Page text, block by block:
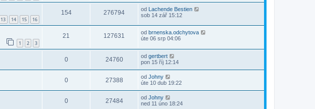
13 14 15 16
154 276794 od Lachende Bestien
sob 14 zář 15:12
1 2 3
21 127631 od brnenska.odchytova
úte 06 srp 04:06
0 24760 od gertbert
pon 15 říj 12:14
0 27388 od Johny
úte 10 dub 19:22
0 27484 od Johny
ned 11 úno 18:24